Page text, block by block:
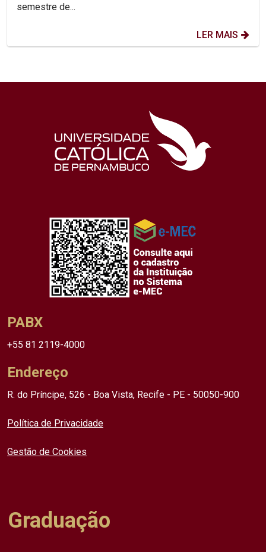
semestre de...
LER MAIS
PABX
+55 81 2119-4000
Endereço
R. do Príncipe, 526 - Boa Vista, Recife - PE - 50050-900
Política de Privacidade
Gestão de Cookies
Graduação